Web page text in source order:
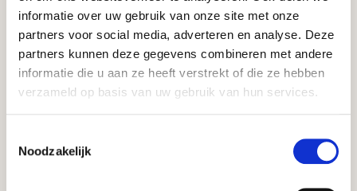
informatie over uw gebruik van onze site met onze
partners voor social media, adverteren en analyse. Deze
partners kunnen deze gegevens combineren met andere
informatie die u aan ze heeft verstrekt of die ze hebben
verzameld op basis van uw gebruik van hun services.
Noodzakelijk
misschien wel verder vooruit. De traditionele grenzen
tussen wonen, logeren, tijdelijk verblijf en flexwonen
vervagen steeds meer. Toch zijn veel regels nog
gebaseerd op duidelijke scheidslijnen tussen deze
vormen. Dat wringt steeds vaker met de praktijk.
woonvormen, terwijl de werkelijkheid veel dynamischer is
geworden. De vraag is of je iedere ontwikkeling wilt
reguleren of dat je vooraf ruimte creëert voor verschillende